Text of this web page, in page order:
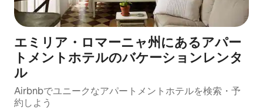
エミリア・ロマーニャ州にあるアパー
トメントホテルのバケーションレンタ
ル
Airbnbでユニークなアパートメントホテルを検索・予
約しよう